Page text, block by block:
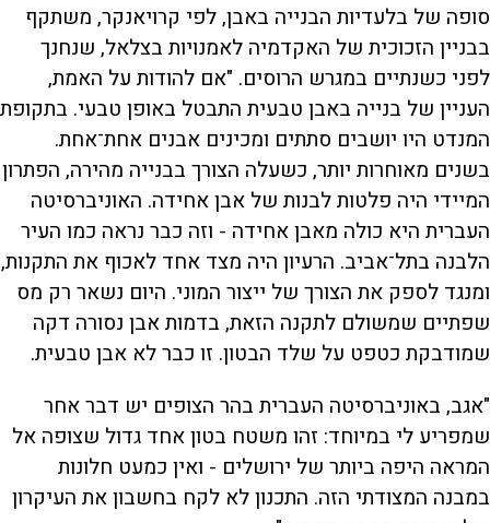
סופה של בלעדיות הבנייה באבן, לפי קרויאנקר, משתקף
בבניין הזכוכית של האקדמיה לאמנויות בצלאל, שנחנך
לפני כשנתיים במגרש הרוסים. "אם להודות על האמת,
העניין של בנייה באבן טבעית התבטל באופן טבעי. בתקופת
המנדט היו יושבים סתתים ומכינים אבנים אחת־אחת.
בשנים מאוחרות יותר, כשעלה הצורך בבנייה מהירה, הפתרון
המיידי היה פלטות לבנות של אבן אחידה. האוניברסיטה
העברית היא כולה מאבן אחידה - וזה כבר נראה כמו העיר
הלבנה בתל־אביב. הרעיון היה מצד אחד לאכוף את התקנות,
ומנגד לספק את הצורך של ייצור המוני. היום נשאר רק מס
שפתיים שמשולם לתקנה הזאת, בדמות אבן נסורה דקה
שמודבקת כטפט על שלד הבטון. זו כבר לא אבן טבעית.
"אגב, באוניברסיטה העברית בהר הצופים יש דבר אחר
שמפריע לי במיוחד: זהו משטח בטון אחד גדול שצופה אל
המראה היפה ביותר של ירושלים - ואין כמעט חלונות
במבנה המצודתי הזה. התכנון לא לקח בחשבון את העיקרון